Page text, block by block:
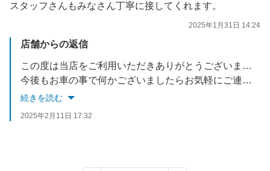
スタッフさんもみなさん丁寧に接してくれます。
2025年1月31日 14:24
店舗からの返信
この度は当店をご利用いただきありがとうございます。
今後もお車の事で何かございましたらお気軽にご連絡下さいませ。
続きを読む
2025年2月11日 17:32